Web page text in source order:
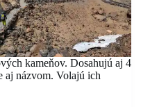
kameňov. Dosahujú aj 4
aj názvom. Volajú ich